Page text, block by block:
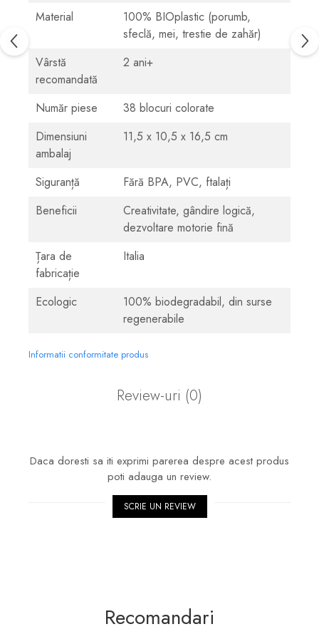
Material
100% BIOplastic (porumb,
sfeclă, mei, trestie de zahăr)
Vârstă
recomandată
2 ani+
Număr piese
38 blocuri colorate
Dimensiuni
ambalaj
11,5 x 10,5 x 16,5 cm
Siguranță
Fără BPA, PVC, ftalați
Beneficii
Creativitate, gândire logică,
dezvoltare motorie fină
Țara de
fabricație
Italia
Ecologic
100% biodegradabil, din surse
regenerabile
Informatii conformitate produs
Review-uri (0)
Daca doresti sa iti exprimi parerea despre acest produs
poti adauga un review.
SCRIE UN REVIEW
Recomandari